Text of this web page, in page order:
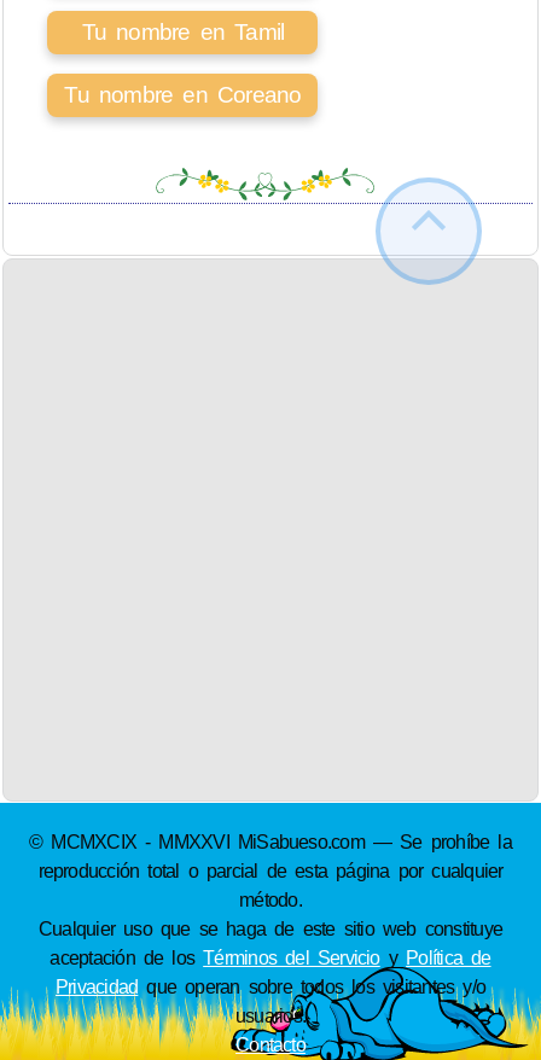
Tu nombre en Tamil
Tu nombre en Coreano
© MCMXCIX - MMXXVI MiSabueso.com — Se prohíbe la
reproducción total o parcial de esta página por cualquier
método.
Cualquier uso que se haga de este sitio web constituye
aceptación de losTérminos del Servicioy Política de
Privacidad que operan sobre todos los visitantes y/o
usuarios.
Contacto